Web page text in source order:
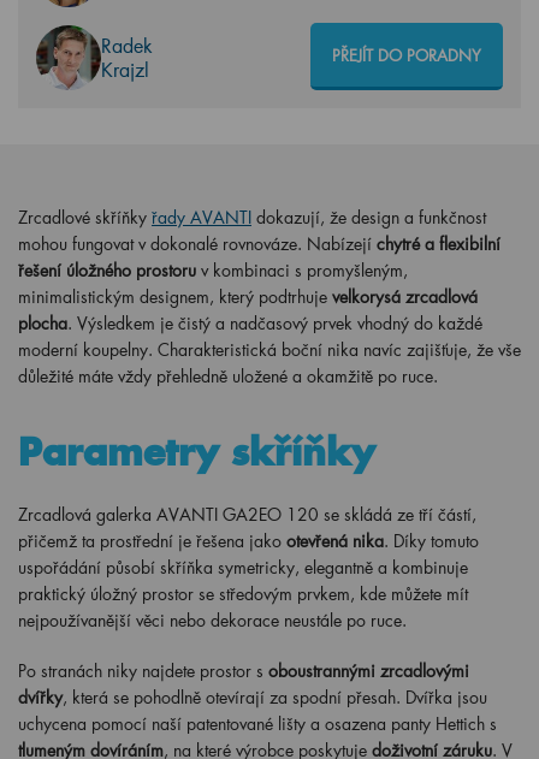
Radek
Krajzl
PŘEJÍT DO PORADNY
Zrcadlové skříňky řady AVANTI dokazují, že design a funkčnost
mohou fungovat v dokonalé rovnováze. Nabízejí chytré a flexibilní
řešení úložného prostoru v kombinaci s promyšleným,
minimalistickým designem, který podtrhuje velkorysá zrcadlová
plocha. Výsledkem je čistý a nadčasový prvek vhodný do každé
moderní koupelny. Charakteristická boční nika navíc zajišťuje, že vše
důležité máte vždy přehledně uložené a okamžitě po ruce.
Parametry skříňky
Zrcadlová galerka AVANTI GA2EO 120 se skládá ze tří částí,
přičemž ta prostřední je řešena jako otevřená nika. Díky tomuto
uspořádání působí skříňka symetricky, elegantně a kombinuje
praktický úložný prostor se středovým prvkem, kde můžete mít
nejpoužívanější věci nebo dekorace neustále po ruce.
Po stranách niky najdete prostor s oboustrannými zrcadlovými
dvířky, která se pohodlně otevírají za spodní přesah. Dvířka jsou
uchycena pomocí naší patentované lišty a osazena panty Hettich s
tlumeným dovíráním, na které výrobce poskytuje doživotní záruku. V